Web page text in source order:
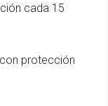
cada 15
protección